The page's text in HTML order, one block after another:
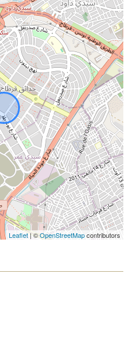
Leaflet| ©OpenStreetMapcontributors